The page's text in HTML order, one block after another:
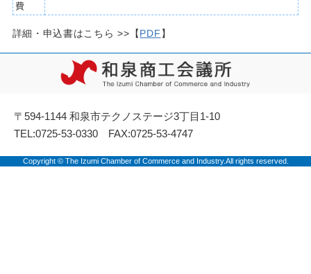
費
詳細・申込書はこちら >>【PDF 】
〒594-1144 和泉市テクノステージ3丁目1-10
TEL:0725-53-0330 FAX:0725-53-4747
Copyright © The Izumi Chamber of Commerce and Industry.All rights reserved.